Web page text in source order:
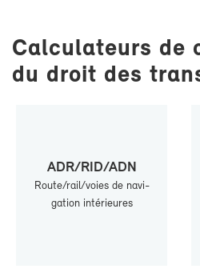
Cal­cu­la­teurs de
du droit des
ADR/RID/ADN
Route/rail/voies de na­vi­
ga­tion in­té­rieures